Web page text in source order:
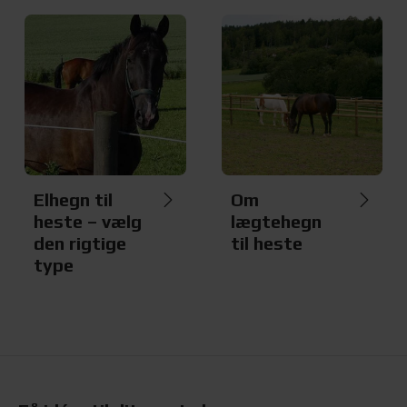
Elhegn til
heste – vælg
den rigtige
type
Om
lægtehegn
til heste